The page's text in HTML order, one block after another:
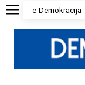
e-Demokracija